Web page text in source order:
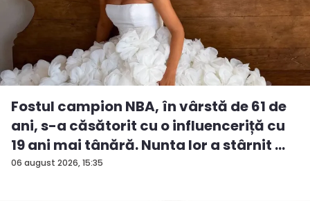
06 august 2026, 15:35
Fostul campion NBA, în vârstă de 61 de
ani, s-a căsătorit cu o influenceriță cu
19 ani mai tânără. Nunta lor a stârnit ...